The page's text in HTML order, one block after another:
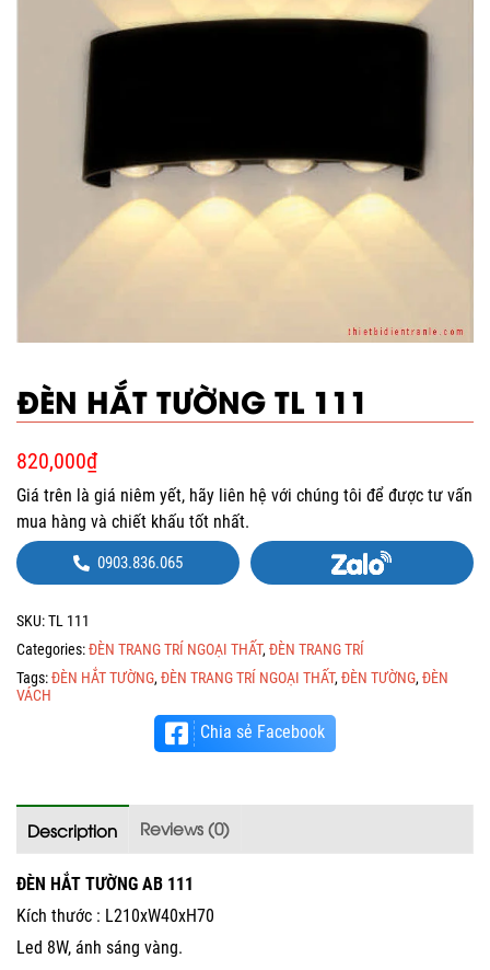
ĐÈN HẮT TƯỜNG TL 111
820,000₫
Giá trên là giá niêm yết, hãy liên hệ với chúng tôi để được tư vấn
mua hàng và chiết khấu tốt nhất.
0903.836.065
SKU:TL 111
Categories:ĐÈN TRANG TRÍ NGOẠI THẤT, ĐÈN TRANG TRÍ
Tags:ĐÈN HẮT TƯỜNG, ĐÈN TRANG TRÍ NGOẠI THẤT, ĐÈN TƯỜNG, ĐÈN
VÁCH
Chia sẻ Facebook
Description Reviews (0)
ĐÈN HẮT TƯỜNG AB 111
Kích thước : L210xW40xH70
Led 8W, ánh sáng vàng.